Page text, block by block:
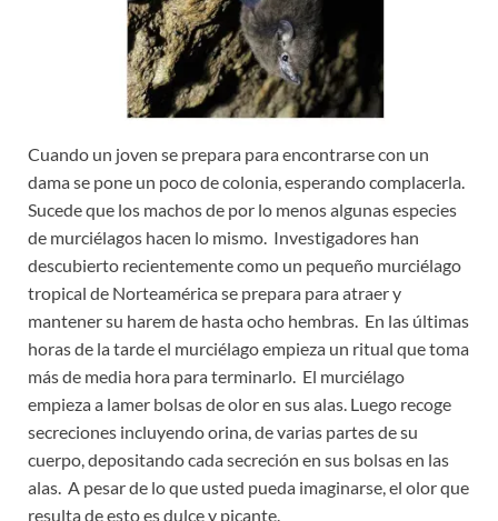
Cuando un joven se prepara para encontrarse con un
dama se pone un poco de colonia, esperando complacerla.
Sucede que los machos de por lo menos algunas especies
de murciélagos hacen lo mismo. Investigadores han
descubierto recientemente como un pequeño murciélago
tropical de Norteamérica se prepara para atraer y
mantener su harem de hasta ocho hembras. En las últimas
horas de la tarde el murciélago empieza un ritual que toma
más de media hora para terminarlo. El murciélago
empieza a lamer bolsas de olor en sus alas. Luego recoge
secreciones incluyendo orina, de varias partes de su
cuerpo, depositando cada secreción en sus bolsas en las
alas. A pesar de lo que usted pueda imaginarse, el olor que
resulta de esto es dulce y picante.